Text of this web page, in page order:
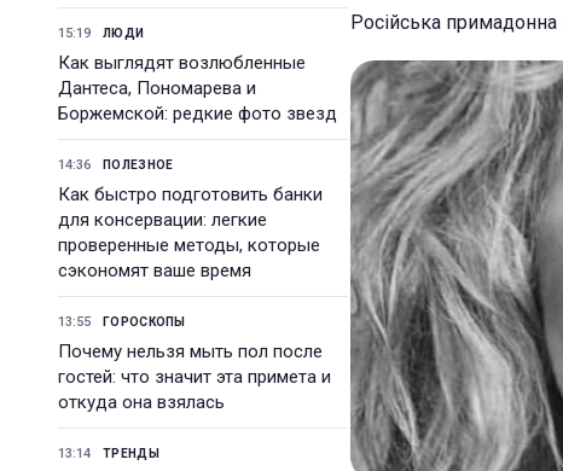
15:19 ЛЮДИ
Как выглядят возлюбленные
Дантеса, Пономарева и
Боржемской: редкие фото звезд
14:36 ПОЛЕЗНОЕ
Как быстро подготовить банки
для консервации: легкие
проверенные методы, которые
сэкономят ваше время
13:55 ГОРОСКОПЫ
Почему нельзя мыть пол после
гостей: что значит эта примета и
откуда она взялась
13:14 ТРЕНДЫ
Російська